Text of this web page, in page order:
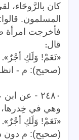
كان بالرَّوحَاء،
المسلمون.
فأخرجت امرأة
قال:
«نَعَمْ! وَلَكِ أجْرٌ ».
(صحيح): م -
٢٤٨٠ - عن ابن
وهي في خِدرها،
«نَعَمْ! وَلَكِ أجْرٌ ».
(صحيح): م دون